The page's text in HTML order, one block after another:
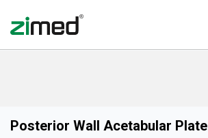
Posterior Wall Acetabular Plate